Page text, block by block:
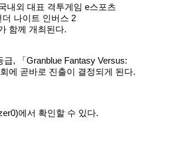
내외 대표 격투게임 e스포츠
더 나이트 인버스 2
함께 개최된다.
, 「Granblue Fantasy Versus:
에 곧바로 진출이 결정되게 된다.
에서 확인할 수 있다.